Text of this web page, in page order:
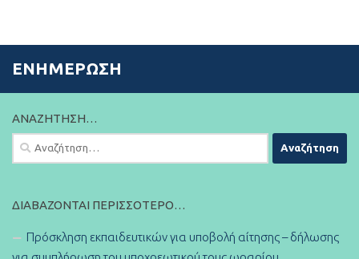
ΕΝΗΜΈΡΩΣΗ
ΑΝΑΖΉΤΗΣΗ…
Αναζήτηση
για:
ΔΙΑΒΆΖΟΝΤΑΙ ΠΕΡΙΣΣΌΤΕΡΟ…
Πρόσκληση εκπαιδευτικών για υποβολή αίτησης – δήλωσης